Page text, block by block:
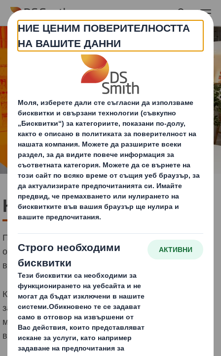
Skip to main content
Кръгова система
Проектираме така, че да избегнем генерирането на
отпадъци и замърсяване и да запазим материалите
в употреба
Кръговата икономика елиминира отпадъците и
замърсяването още на етап проектиране и запазва
материалите и продуктите в употреба за по-дълго
време.